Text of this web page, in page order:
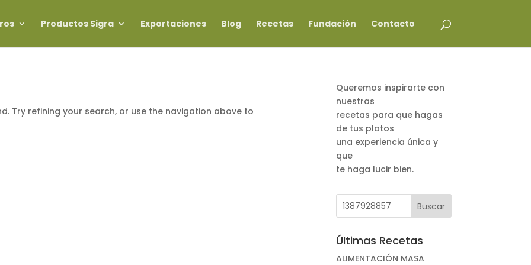
Productos Sigra Exportaciones Blog Recetas Fundación Contacto
Try refining your search, or use the navigation above to
Queremos inspirarte con
nuestras
recetas para que hagas
de tus platos
una experiencia única y
que
te haga lucir bien.
Últimas Recetas
ALIMENTACIÓN MASA